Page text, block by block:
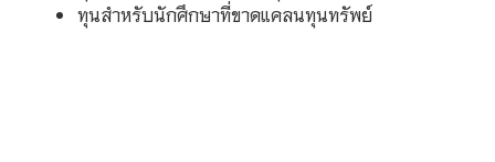
ทุนสำหรับนักศึกษาที่ขาดแคลนทุนทรัพย์